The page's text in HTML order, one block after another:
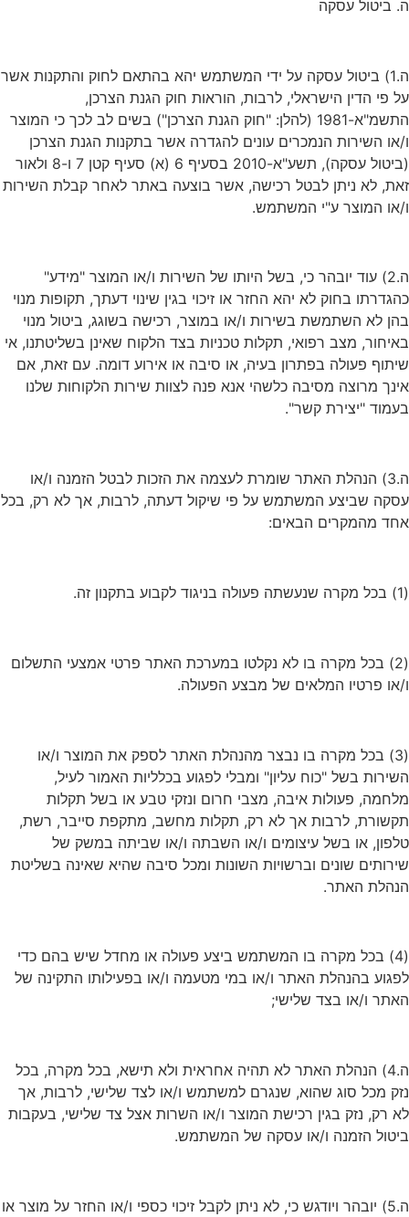
ה. ביטול עסקה
ה.1) ביטול עסקה על ידי המשתמש יהא בהתאם לחוק והתקנות אשר
על פי הדין הישראלי, לרבות, הוראות חוק הגנת הצרכן,
התשמ"א-1981 (להלן: "חוק הגנת הצרכן") בשים לב לכך כי המוצר
ו/או השירות הנמכרים עונים להגדרה אשר בתקנות הגנת הצרכן
(ביטול עסקה), תשע"א-2010 בסעיף 6 (א) סעיף קטן 7 ו-8 ולאור
זאת, לא ניתן לבטל רכישה, אשר בוצעה באתר לאחר קבלת השירות
ו/או המוצר ע"י המשתמש.
ה.2) עוד יובהר כי, בשל היותו של השירות ו/או המוצר "מידע"
כהגדרתו בחוק לא יהא החזר או זיכוי בגין שינוי דעתך, תקופות מנוי
בהן לא השתמשת בשירות ו/או במוצר, רכישה בשוגג, ביטול מנוי
באיחור, מצב רפואי, תקלות טכניות בצד הלקוח שאינן בשליטתנו, אי
שיתוף פעולה בפתרון בעיה, או סיבה או אירוע דומה. עם זאת, אם
אינך מרוצה מסיבה כלשהי אנא פנה לצוות שירות הלקוחות שלנו
בעמוד "יצירת קשר".
ה.3) הנהלת האתר שומרת לעצמה את הזכות לבטל הזמנה ו/או
עסקה שביצע המשתמש על פי שיקול דעתה, לרבות, אך לא רק, בכל
אחד מהמקרים הבאים:
(1) בכל מקרה שנעשתה פעולה בניגוד לקבוע בתקנון זה.
(2) בכל מקרה בו לא נקלטו במערכת האתר פרטי אמצעי התשלום
ו/או פרטיו המלאים של מבצע הפעולה.
(3) בכל מקרה בו נבצר מהנהלת האתר לספק את המוצר ו/או
השירות בשל "כוח עליון" ומבלי לפגוע בכלליות האמור לעיל,
מלחמה, פעולות איבה, מצבי חרום ונזקי טבע או בשל תקלות
תקשורת, לרבות אך לא רק, תקלות מחשב, מתקפת סייבר, רשת,
טלפון, או בשל עיצומים ו/או השבתה ו/או שביתה במשק של
שירותים שונים וברשויות השונות ומכל סיבה שהיא שאינה בשליטת
הנהלת האתר.
(4) בכל מקרה בו המשתמש ביצע פעולה או מחדל שיש בהם כדי
לפגוע בהנהלת האתר ו/או במי מטעמה ו/או בפעילותו התקינה של
האתר ו/או בצד שלישי;
ה.4) הנהלת האתר לא תהיה אחראית ולא תישא, בכל מקרה, בכל
נזק מכל סוג שהוא, שנגרם למשתמש ו/או לצד שלישי, לרבות, אך
לא רק, נזק בגין רכישת המוצר ו/או השרות אצל צד שלישי, בעקבות
ביטול הזמנה ו/או עסקה של המשתמש.
ה.5) יובהר ויודגש כי, לא ניתן לקבל זיכוי כספי ו/או החזר על מוצר או